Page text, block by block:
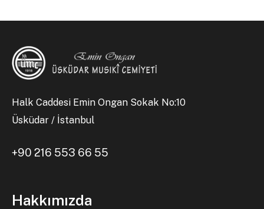
Halk Caddesi Emin Ongan Sokak No:10
Üsküdar / İstanbul
+90 216 553 66 55
Hakkımızda